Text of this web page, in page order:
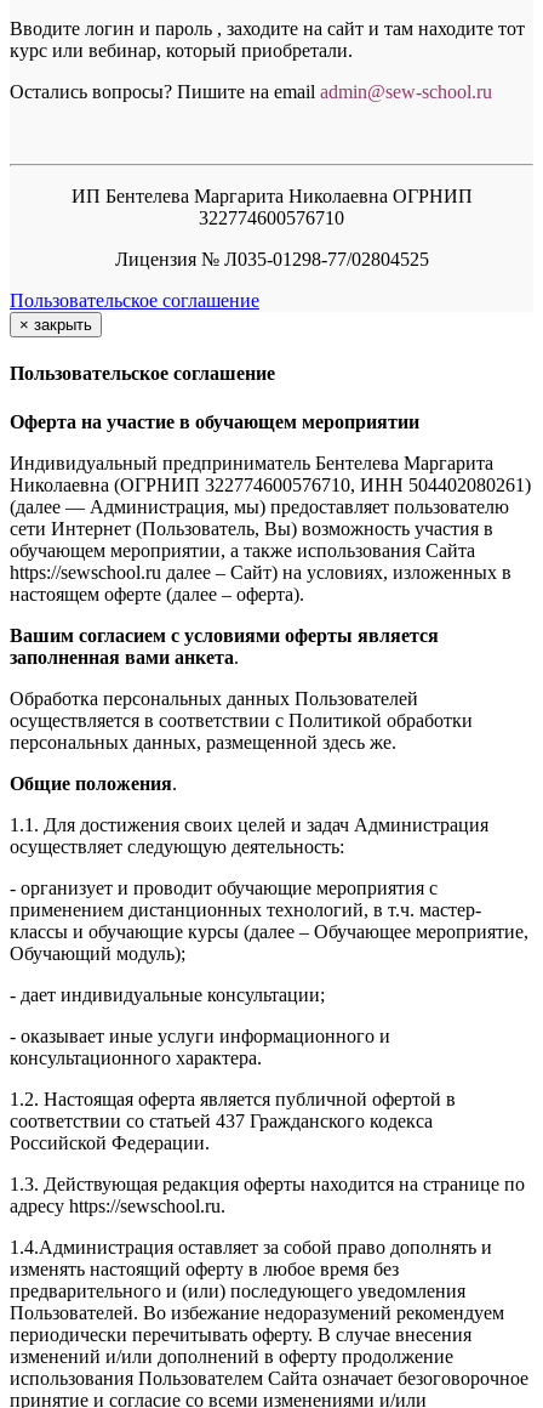
Вводите логин и пароль , заходите на сайт и там находите тот
курс или вебинар, который приобретали.
Остались вопросы? Пишите на email admin@sew-school.ru
ИП Бентелева Маргарита Николаевна ОГРНИП
322774600576710
Лицензия № Л035-01298-77/02804525
Пользовательское соглашение
× закрыть
Пользовательское соглашение
Оферта на участие в обучающем мероприятии
Индивидуальный предприниматель Бентелева Маргарита
Николаевна (ОГРНИП 322774600576710, ИНН 504402080261)
(далее — Администрация, мы) предоставляет пользователю
сети Интернет (Пользователь, Вы) возможность участия в
обучающем мероприятии, а также использования Сайта
https://sewschool.ru далее – Сайт) на условиях, изложенных в
настоящем оферте (далее – оферта).
Вашим согласием с условиями оферты является
заполненная вами анкета.
Обработка персональных данных Пользователей
осуществляется в соответствии с Политикой обработки
персональных данных, размещенной здесь же.
Общие положения.
1.1. Для достижения своих целей и задач Администрация
осуществляет следующую деятельность:
- организует и проводит обучающие мероприятия с
применением дистанционных технологий, в т.ч. мастер-
классы и обучающие курсы (далее – Обучающее мероприятие,
Обучающий модуль);
- дает индивидуальные консультации;
- оказывает иные услуги информационного и
консультационного характера.
1.2. Настоящая оферта является публичной офертой в
соответствии со статьей 437 Гражданского кодекса
Российской Федерации.
1.3. Действующая редакция оферты находится на странице по
адресу https://sewschool.ru.
1.4.Администрация оставляет за собой право дополнять и
изменять настоящий оферту в любое время без
предварительного и (или) последующего уведомления
Пользователей. Во избежание недоразумений рекомендуем
периодически перечитывать оферту. В случае внесения
изменений и/или дополнений в оферту продолжение
использования Пользователем Сайта означает безоговорочное
принятие и согласие со всеми изменениями и/или